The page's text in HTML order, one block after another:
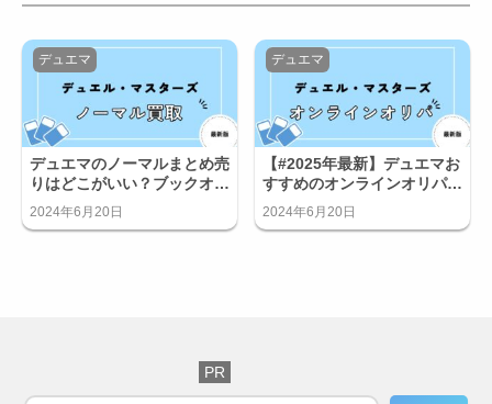
デュエマのノーマルまとめ売
りはどこがいい？ブックオフ
の買取価格とは？
2024年6月20日
デュエマ
【#2025年最新】デュエマお
すすめのオンラインオリパ優
良店2選！オリパ引くならど
2024年6月20日
デュエマ